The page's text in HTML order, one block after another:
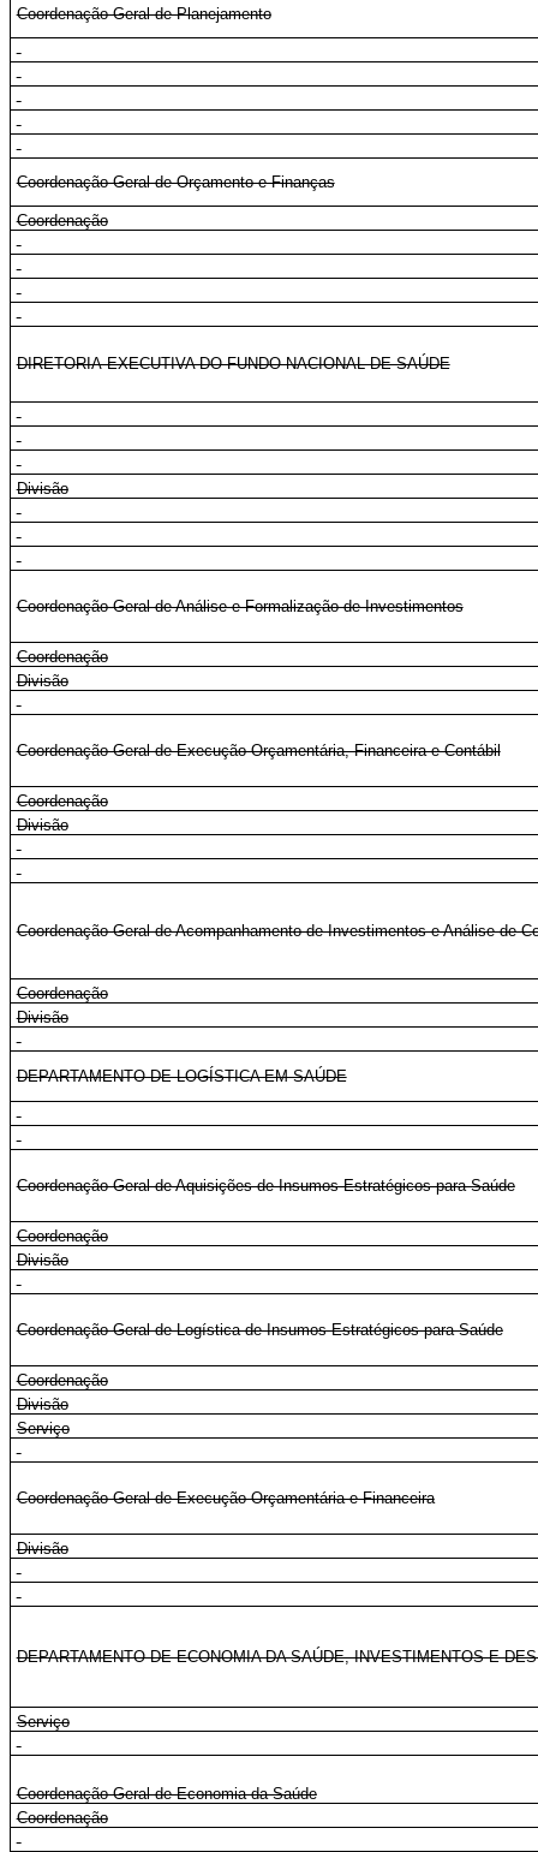
Coordenação-Geral de Planejamento
Coordenação-Geral de Orçamento e Finanças
Coordenação
DIRETORIA-EXECUTIVA DO FUNDO NACIONAL DE SAÚDE
Divisão
Coordenação-Geral de Análise e Formalização de Investimentos
Coordenação
Divisão
Coordenação-Geral de Execução Orçamentária, Financeira e Contábil
Coordenação
Divisão
Coordenação-Geral de Acompanhamento de Investimentos e Análise de
Coordenação
Divisão
DEPARTAMENTO DE LOGÍSTICA EM SAÚDE
Coordenação-Geral de Aquisições de Insumos Estratégicos para Saúde
Coordenação
Divisão
Coordenação-Geral de Logística de Insumos Estratégicos para Saúde
Coordenação
Divisão
Serviço
Coordenação-Geral de Execução Orçamentária e Financeira
Divisão
DEPARTAMENTO DE ECONOMIA DA SAÚDE, INVESTIMENTOS E
Serviço
Coordenação-Geral de Economia da Saúde
Coordenação